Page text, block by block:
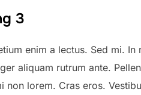
3
enim a lectus. Sed mi.
aliquam rutrum ante.
non lorem. Cras eros.